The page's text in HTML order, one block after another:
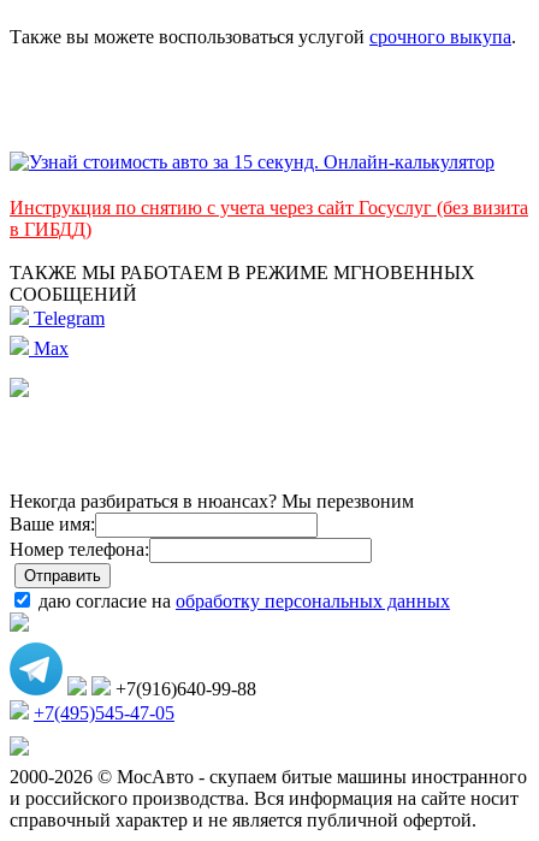
Также вы можете воспользоваться услугой срочного выкупа.
Инструкция по снятию с учета через сайт Госуслуг (без визита
в ГИБДД)
ТАКЖЕ МЫ РАБОТАЕМ В РЕЖИМЕ МГНОВЕННЫХ
СООБЩЕНИЙ
Telegram
Max
Некогда разбираться в нюансах? Мы перезвоним
Ваше имя:
Номер телефона:
даю согласие на обработку персональных данных
+7(916)640-99-88
+7(495)545-47-05
2000-2026 © МосАвто - скупаем битые машины иностранного
и российского производства. Вся информация на сайте носит
справочный характер и не является публичной офертой.